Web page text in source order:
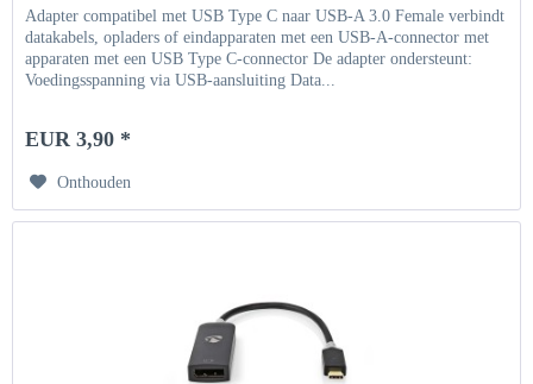
Adapter compatibel met USB Type C naar USB-A 3.0 Female verbindt
datakabels, opladers of eindapparaten met een USB-A-connector met
apparaten met een USB Type C-connector De adapter ondersteunt:
Voedingsspanning via USB-aansluiting Data...
EUR 3,90 *
Onthouden